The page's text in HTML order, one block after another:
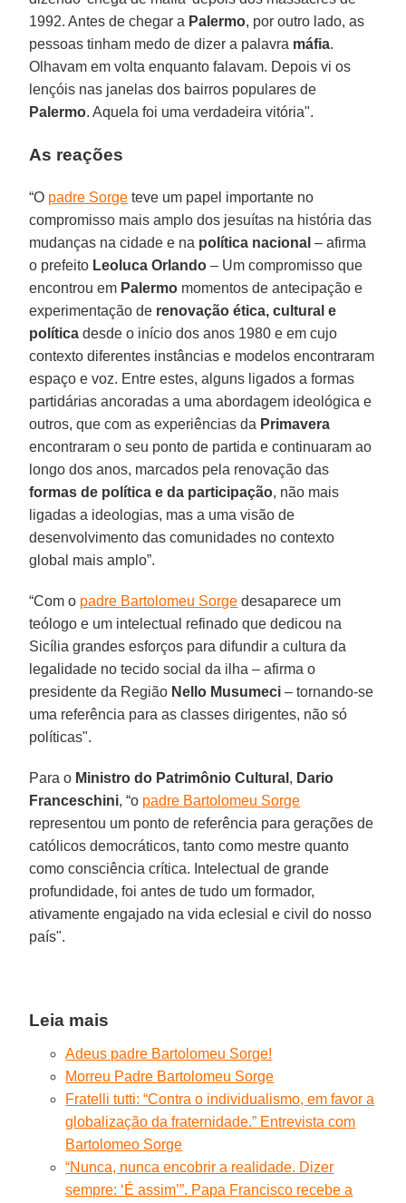
1992. Antes de chegar a Palermo, por outro lado, as
pessoas tinham medo de dizer a palavra máfia.
Olhavam em volta enquanto falavam. Depois vi os
lençóis nas janelas dos bairros populares de
Palermo. Aquela foi uma verdadeira vitória".
As reações
“O padre Sorge teve um papel importante no
compromisso mais amplo dos jesuítas na história das
mudanças na cidade e na política nacional – afirma
o prefeito Leoluca Orlando – Um compromisso que
encontrou em Palermo momentos de antecipação e
experimentação de renovação ética, cultural e
política desde o início dos anos 1980 e em cujo
contexto diferentes instâncias e modelos encontraram
espaço e voz. Entre estes, alguns ligados a formas
partidárias ancoradas a uma abordagem ideológica e
outros, que com as experiências da Primavera
encontraram o seu ponto de partida e continuaram ao
longo dos anos, marcados pela renovação das
formas de política e da participação, não mais
ligadas a ideologias, mas a uma visão de
desenvolvimento das comunidades no contexto
global mais amplo”.
“Com o padre Bartolomeu Sorge desaparece um
teólogo e um intelectual refinado que dedicou na
Sicília grandes esforços para difundir a cultura da
legalidade no tecido social da ilha – afirma o
presidente da Região Nello Musumeci – tornando-se
uma referência para as classes dirigentes, não só
políticas".
Para o Ministro do Patrimônio Cultural , Dario
Franceschini, “o padre Bartolomeu Sorge
representou um ponto de referência para gerações de
católicos democráticos, tanto como mestre quanto
como consciência crítica. Intelectual de grande
profundidade, foi antes de tudo um formador,
ativamente engajado na vida eclesial e civil do nosso
país".
Leia mais
Adeus padre Bartolomeu Sorge!
Morreu Padre Bartolomeu Sorge
Fratelli tutti: “Contra o individualismo, em favor a
globalização da fraternidade.” Entrevista com
Bartolomeo Sorge
“Nunca, nunca encobrir a realidade. Dizer
sempre: ‘É assim’”. Papa Francisco recebe a